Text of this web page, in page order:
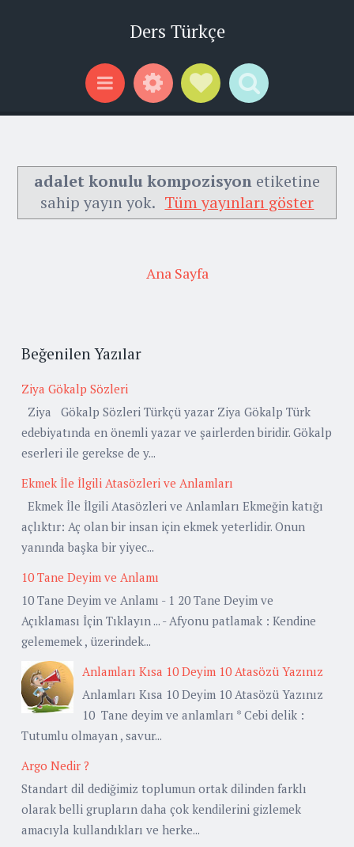
Ders Türkçe
Menu WidgetsSocial Links
Search
adalet konulu kompozisyon etiketine
sahip yayın yok. Tüm yayınları göster
Ana Sayfa
Beğenilen Yazılar
Ziya Gökalp Sözleri
Ziya Gökalp Sözleri Türkçü yazar Ziya Gökalp Türk
edebiyatında en önemli yazar ve şairlerden biridir. Gökalp
eserleri ile gerekse de y...
Ekmek İle İlgili Atasözleri ve Anlamları
Ekmek İle İlgili Atasözleri ve Anlamları Ekmeğin katığı
açlıktır: Aç olan bir insan için ekmek yeterlidir. Onun
yanında başka bir yiyec...
10 Tane Deyim ve Anlamı
10 Tane Deyim ve Anlamı - 1 20 Tane Deyim ve
Açıklaması İçin Tıklayın ... - Afyonu patlamak : Kendine
gelememek , üzerindek...
Anlamları Kısa 10 Deyim 10 Atasözü Yazınız
Anlamları Kısa 10 Deyim 10 Atasözü Yazınız
10 Tane deyim ve anlamları * Cebi delik :
Tutumlu olmayan , savur...
Argo Nedir ?
Standart dil dediğimiz toplumun ortak dilinden farklı
olarak belli grupların daha çok kendilerini gizlemek
amacıyla kullandıkları ve herke...